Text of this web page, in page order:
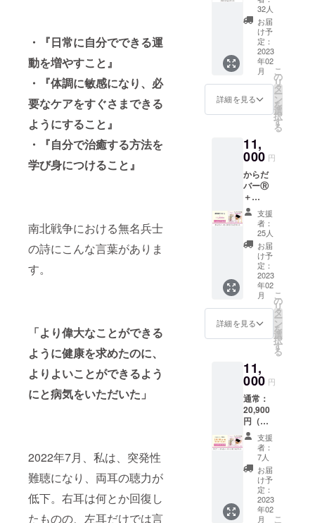
・『日常に自分でできる運
動を増やすこと』
・『体調に敏感になり、必
要なケアをすぐさまできる
ようにすること』
・『自分で治癒する方法を
学び身につけること』
南北戦争における無名兵士
の詩にこんな言葉がありま
す。
「より偉大なことができる
ように健康を求めたのに、
よりよいことができるよう
にと病気をいただいた」
2022年7月、私は、突発性
難聴になり、両耳の聴力が
低下。右耳は何とか回復し
たものの、左耳だけでは言
す、ご
注意く
ださ
い。
丈/74c
m 身
幅/52c
m 肩
幅/46c
m 袖
丈/20c
m
向が明
確化す
る ④か
らだの
バラン
スが修
正され
る ⑤木
圧がセ
パソコ
ンでも
視聴で
きます
通常：
11,660
（DVD
①5,500
円＋
DVD②5
+送料
660円）
DVD①
【解
説】 ・
更年期
とは ・
女性ホ
ルモン
とは ・
不調が
起きる
理由 ・
運動効
果 【エ
クササ
イズ】
肩甲骨
のほぐ
し ・ふ
くらは
ぎほぐ
し ・お
なかほ
ぐし ・
腕の内
外旋 ・
ハーフ
ニーリ
ングス
トレッ
32人
お届
け予
定：
2023
年02
月
詳細を見る
こ
の
リ
タ
ー
ン
を
選
択
す
る
11,
000 円
からだ
バーⓇ
＋
DVD①
②（動
画配信
付）※ス
マホ・
パソコ
ンでも
視聴で
きます
通常：
16,500
円（か
らだ
6,600円
＋送料
1,100円
＋
DVD①
②8,800
円）
支援
者：
25人
お届
け予
定：
2023
年02
月
詳細を見る
こ
の
リ
タ
ー
ン
を
選
択
す
る
11,
000 円
通常：
20,900
円（セ
ミナー
4,400円
＋から
だバー
Ⓡ6,600
円＋
DVD①
②8,800
支援
者：
7人
お届
け予
定：
2023
年02
月
こ